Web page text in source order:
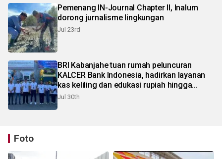
Pemenang IN-Journal Chapter II, Inalum
dorong jurnalisme lingkungan
Jul 23rd
BRI Kabanjahe tuan rumah peluncuran
KALCER Bank Indonesia, hadirkan layanan
kas keliling dan edukasi rupiah hingga
pelosok Karo
Jul 30th
Foto